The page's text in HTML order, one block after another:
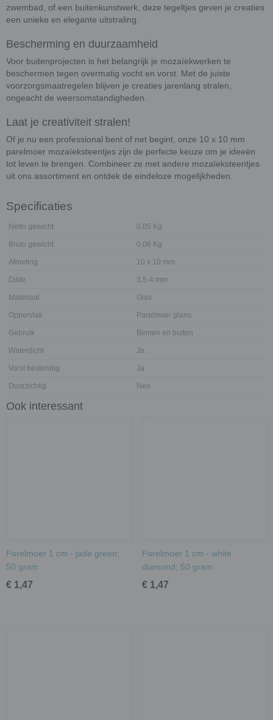
zwembad, of een buitenkunstwerk, deze tegeltjes geven je creaties
een unieke en elegante uitstraling.
Bescherming en duurzaamheid
Voor buitenprojecten is het belangrijk je mozaïekwerken te
beschermen tegen overmatig vocht en vorst. Met de juiste
voorzorgsmaatregelen blijven je creaties jarenlang stralen,
ongeacht de weersomstandigheden.
Laat je creativiteit stralen!
Of je nu een professional bent of net begint, onze 10 x 10 mm
parelmoer mozaïeksteentjes zijn de perfecte keuze om je ideeën
tot leven te brengen. Combineer ze met andere mozaïeksteentjes
uit ons assortiment en ontdek de eindeloze mogelijkheden.
Specificaties
Netto gewicht 0,05 Kg
Bruto gewicht 0,06 Kg
Afmeting 10 x 10 mm
Dikte 3,5-4 mm
Materiaal Glas
Oppervlak Parelmoer glans
Gebruik Binnen en buiten
Waterdicht Ja
Vorst bestendig Ja
Doorzichtig Nee
Ook interessant
Parelmoer 1 cm - jade green;
50 gram
€ 1,47
Parelmoer 1 cm - white
diamond; 50 gram
€ 1,47